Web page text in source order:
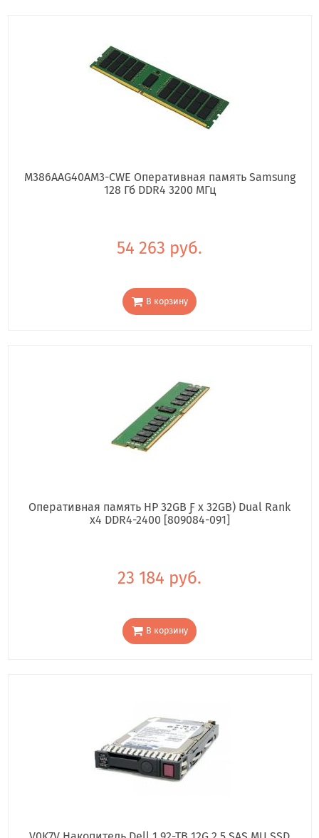
M386AAG40AM3-CWE Оперативная память Samsung
128 Гб DDR4 3200 МГц
54 263 руб.
В корзину
Оперативная память HP 32GB Ƒ x 32GB) Dual Rank
x4 DDR4-2400 [809084-091]
23 184 руб.
В корзину